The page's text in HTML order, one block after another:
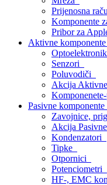
Prijenosna
Komponente
Pribor za
Aktivne komponente
Senzori
Poluvodiči
Akcija
Pasivne komponente
Zavojnice,
Akcija
Kondenzatori
Tipke
Otpornici
Potenciometri
HF-, EMC